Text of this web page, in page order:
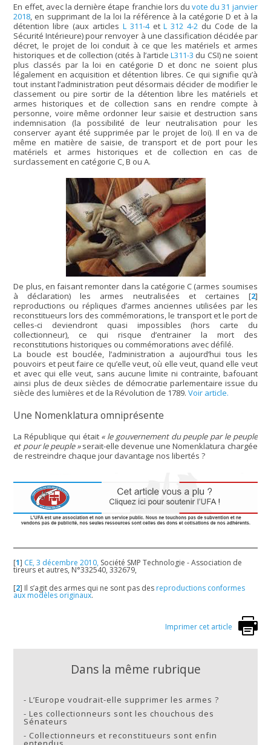
En effet, avec la dernière étape franchie lors duvote du 31 janvier
2018 , en supprimant de la loi la référence à la catégorie D et à la
détention libre (aux articles L 311-4etL 312 4-2 du Code de la
Sécurité Intérieure) pour renvoyer à une classification décidée par
décret, le projet de loi conduit à ce que les matériels et armes
historiques et de collection (cités à l’articleL311-3 du CSI) ne soient
plus classés par la loi en catégorie D et donc ne soient plus
légalement en acquisition et détention libres. Ce qui signifie qu’à
tout instant l’administration peut désormais décider de modifier le
classement ou pire sortir de la détention libre les matériels et
armes historiques et de collection sans en rendre compte à
personne, voire même ordonner leur saisie et destruction sans
indemnisation (la possibilité de leur neutralisation pour les
conserver ayant été supprimée par le projet de loi). Il en va de
même en matière de saisie, de transport et de port pour les
matériels et armes historiques et de collection en cas de
surclassement en catégorie C, B ou A.
De plus, en faisant remonter dans la catégorie C (armes soumises
à déclaration) les armes neutralisées et certaines [2]
reproductions ou répliques d’armes anciennes utilisées par les
reconstitueurs lors des commémorations, le transport et le port de
celles-ci deviendront quasi impossibles (hors carte du
collectionneur), ce qui risque d’entrainer la mort des
reconstitutions historiques ou commémorations avec défilé.
La boucle est bouclée, l’administration a aujourd’hui tous les
pouvoirs et peut faire ce qu’elle veut, où elle veut, quand elle veut
et avec qui elle veut, sans aucune limite ni contrainte, bafouant
ainsi plus de deux siècles de démocratie parlementaire issue du
siècle des lumières et de la Révolution de 1789.Voir article.
Une Nomenklatura omniprésente
La République qui était « le gouvernement du peuple par le peuple
et pour le peuple »serait-elle devenue une Nomenklatura chargée
de restreindre chaque jour davantage nos libertés ?
[1] CE, 3 décembre 2010, Société SMP Technologie - Association de
tireurs et autres, N°332540, 332679,
[2] Il s’agit des armes qui ne sont pas des reproductions conformes
aux modèles originaux.
Imprimer cet article
Dans la même rubrique
-L’Europe voudrait-elle supprimer les armes ?
-Les collectionneurs sont les chouchous des
Sénateurs
- Collectionneurs et reconstitueurs sont enfin